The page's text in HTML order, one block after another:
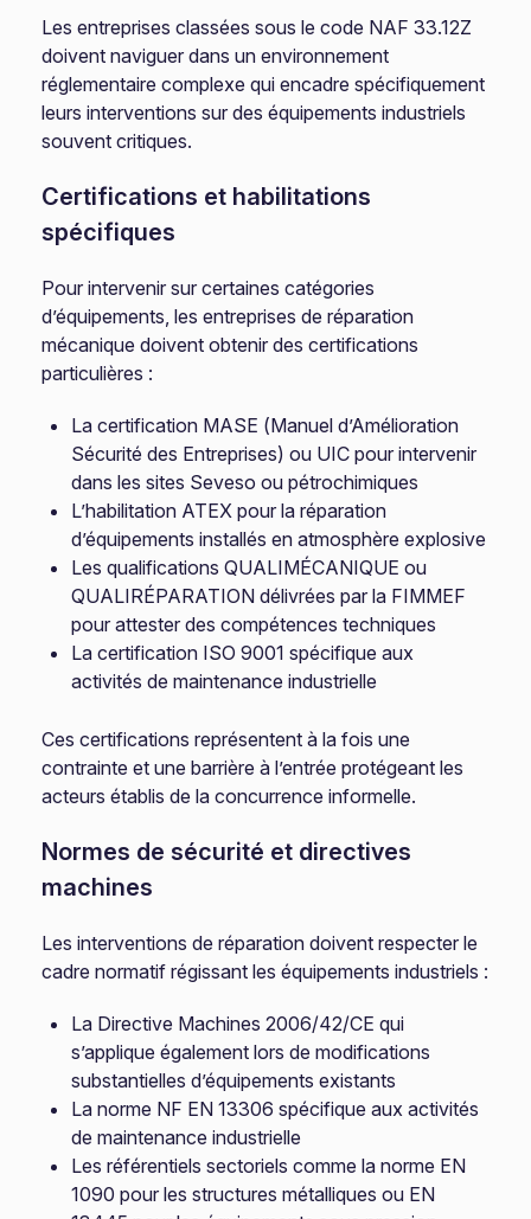
Les entreprises classées sous le code NAF 33.12Z
doivent naviguer dans un environnement
réglementaire complexe qui encadre spécifiquement
leurs interventions sur des équipements industriels
souvent critiques.
Certifications et habilitations
spécifiques
Pour intervenir sur certaines catégories
d’équipements, les entreprises de réparation
mécanique doivent obtenir des certifications
particulières :
La certification MASE (Manuel d’Amélioration
Sécurité des Entreprises) ou UIC pour intervenir
dans les sites Seveso ou pétrochimiques
L’habilitation ATEX pour la réparation
d’équipements installés en atmosphère explosive
Les qualifications QUALIMÉCANIQUE ou
QUALIRÉPARATION délivrées par la FIMMEF
pour attester des compétences techniques
La certification ISO 9001 spécifique aux
activités de maintenance industrielle
Ces certifications représentent à la fois une
contrainte et une barrière à l’entrée protégeant les
acteurs établis de la concurrence informelle.
Normes de sécurité et directives
machines
Les interventions de réparation doivent respecter le
cadre normatif régissant les équipements industriels :
La Directive Machines 2006/42/CE qui
s’applique également lors de modifications
substantielles d’équipements existants
La norme NF EN 13306 spécifique aux activités
de maintenance industrielle
Les référentiels sectoriels comme la norme EN
1090 pour les structures métalliques ou EN